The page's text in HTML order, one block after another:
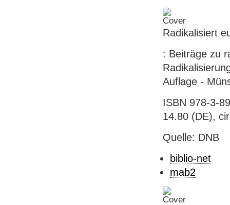
Radikalisiert
: Beiträge zu
Auflage -
ISBN 978-3-
14.80 (DE),
Quelle: DNB
biblio-net
mab2